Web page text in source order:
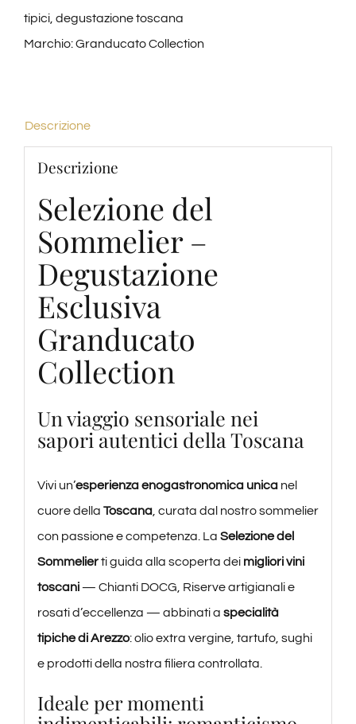
Arezzo
|
quantità
tipici degustazione toscana
Marchio:Granducato Collection
Descrizione
Descrizione
Selezione del
Sommelier –
Degustazione
Esclusiva
Granducato
Collection
Un viaggio sensoriale nei
sapori autentici della Toscana
Vivi un’esperienza enogastronomica unicanel
cuore della Toscana, curata dal nostro sommelier
con passione e competenza. La Selezione del
Sommelierti guida alla scoperta dei migliori vini
toscani— Chianti DOCG, Riserve artigianali e
rosati d’eccellenza — abbinati a specialità
tipiche di Arezzo: olio extra vergine, tartufo, sughi
e prodotti della nostra filiera controllata.
Ideale per momenti